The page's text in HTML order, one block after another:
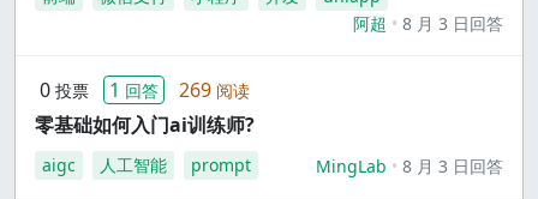
阿超
8 月 3 日回答
0 投票 1 回答 269 阅读
零基础如何入门ai训练师?
aigc 人工智能 prompt MingLab 8 月 3 日回答